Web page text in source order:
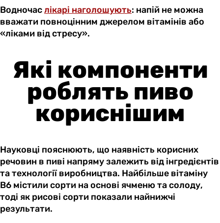
Водночаслікарі наголошують: напій не можна
вважати повноцінним джерелом вітамінів або
«ліками від стресу».
Які компоненти
роблять пиво
кориснішим
Науковці пояснюють, що наявність корисних
речовин в пиві напряму залежить від інгредієнтів
та технології виробництва. Найбільше вітаміну
B6 містили сорти на основі ячменю та солоду,
тоді як рисові сорти показали найнижчі
результати.